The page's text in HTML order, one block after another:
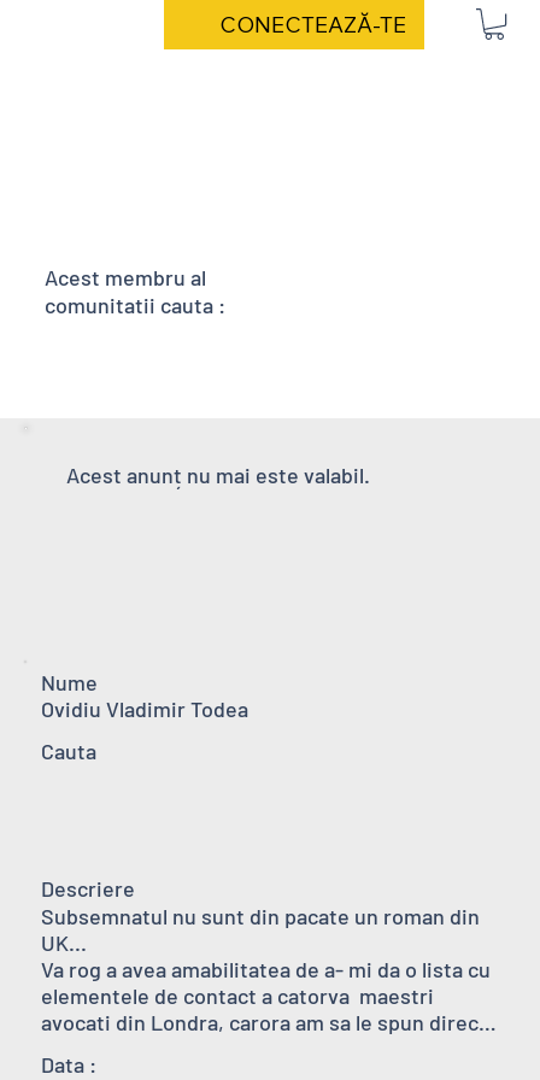
CONECTEAZĂ-TE
Acest membru al
comunitatii cauta :
Nume
Ovidiu Vladimir Todea
Cauta
Descriere
Subsemnatul nu sunt din pacate un roman din
UK...
Va rog a avea amabilitatea de a- mi da o lista cu
elementele de contact a catorva  maestri
avocati din Londra, carora am sa le spun direct
Data :
Acest anunț nu mai este valabil.